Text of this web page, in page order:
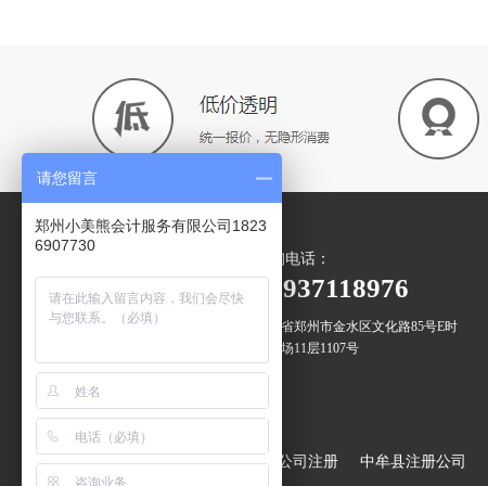
扫一扫 关注我们
咨询电话：
18937118976
河南省郑州市金水区文化路85号E时
代广场11层1107号
增值服务： 郑州出口退税 登封市公司注册 中牟县注册公司
请您留言
郑州小美熊会计服务有限公司1823
6907730